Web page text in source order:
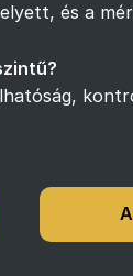
és a